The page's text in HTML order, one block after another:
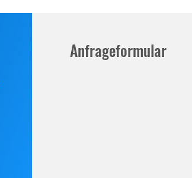
Anfrageformular